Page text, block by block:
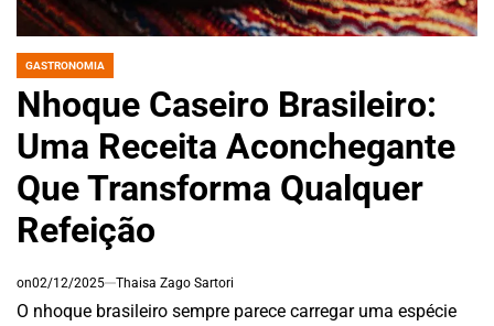
POSTED
GASTRONOMIA
Nhoque Caseiro Brasileiro:
Uma Receita Aconchegante
Que Transforma Qualquer
Refeição
on02/12/2025 Thaisa Zago Sartori
O nhoque brasileiro sempre parece carregar uma espécie